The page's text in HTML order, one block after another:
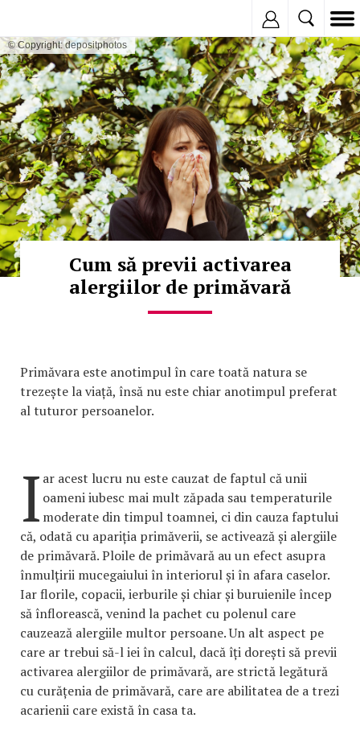
© Copyright: depositphotos
Cum să previi activarea
alergiilor de primăvară
Primăvara este anotimpul în care toată natura se
trezește la viață, însă nu este chiar anotimpul preferat
al tuturor persoanelor.
I ar acest lucru nu este cauzat de faptul că unii
oameni iubesc mai mult zăpada sau temperaturile
moderate din timpul toamnei, ci din cauza faptului
că, odată cu apariția primăverii, se activează și alergiile
de primăvară. Ploile de primăvară au un efect asupra
înmulțirii mucegaiului în interiorul și în afara caselor.
Iar florile, copacii, ierburile și chiar și buruienile încep
să înflorească, venind la pachet cu polenul care
cauzează alergiile multor persoane. Un alt aspect pe
care ar trebui să-l iei în calcul, dacă îți dorești să previi
activarea alergiilor de primăvară, are strictă legătură
cu curățenia de primăvară, care are abilitatea de a trezi
acarienii care există în casa ta.